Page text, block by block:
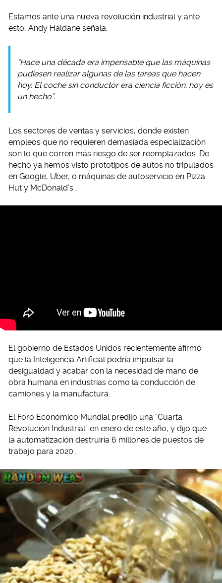
Estamos ante una nueva revolución industrial y ante
esto, Andy Haldane señala:
“Hace una década era impensable que las máquinas
pudiesen realizar algunas de las tareas que hacen
hoy. El coche sin conductor era ciencia ficción; hoy es
un hecho”.
Los sectores de ventas y servicios, donde existen
empleos que no requieren demasiada especialización
son lo que corren más riesgo de ser reemplazados. De
hecho ya hemos visto prototipos de autos no tripulados
en Google, Uber, o máquinas de autoservicio en Pizza
Hut y McDonald’s…
El gobierno de Estados Unidos recientemente afirmó
que la Inteligencia Artificial podría impulsar la
desigualdad y acabar con la necesidad de mano de
obra humana en industrias como la conducción de
camiones y la manufactura.
El Foro Económico Mundial predijo una “Cuarta
Revolución Industrial” en enero de este año, y dijo que
la automatización destruiría 6 millones de puestos de
trabajo para 2020…